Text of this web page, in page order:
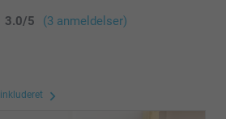
3.0/5 (3 anmeldelser)